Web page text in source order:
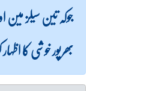
جوکہ تین سیلز
بھرپور خوشی کا